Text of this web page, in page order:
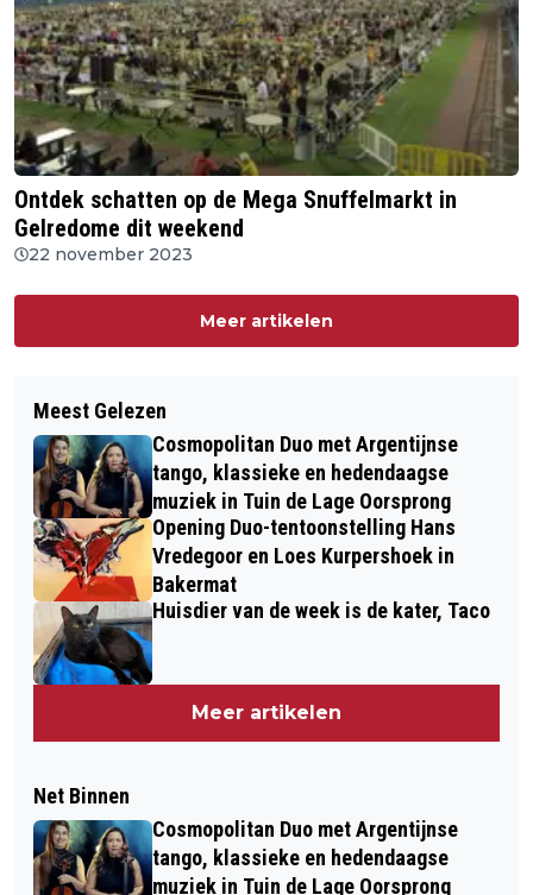
Ontdek schatten op de Mega Snuffelmarkt in
Gelredome dit weekend
22 november 2023
Meer artikelen
Meest Gelezen
Cosmopolitan Duo met Argentijnse
tango, klassieke en hedendaagse
muziek in Tuin de Lage Oorsprong
Opening Duo-tentoonstelling Hans
Vredegoor en Loes Kurpershoek in
Bakermat
Huisdier van de week is de kater, Taco
Meer artikelen
Net Binnen
Cosmopolitan Duo met Argentijnse
tango, klassieke en hedendaagse
muziek in Tuin de Lage Oorsprong